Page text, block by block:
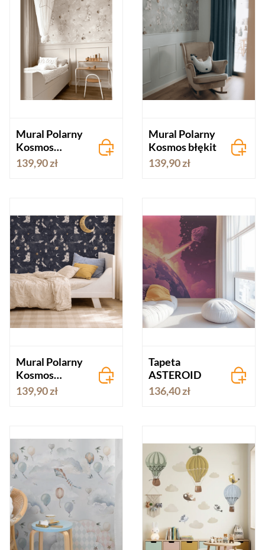
Mural Polarny
Kosmos
beżowy
139,90 zł
Mural Polarny
Kosmos błękit
139,90 zł
Mural Polarny
Kosmos
granatowy
139,90 zł
Tapeta
ASTEROID
136,40 zł